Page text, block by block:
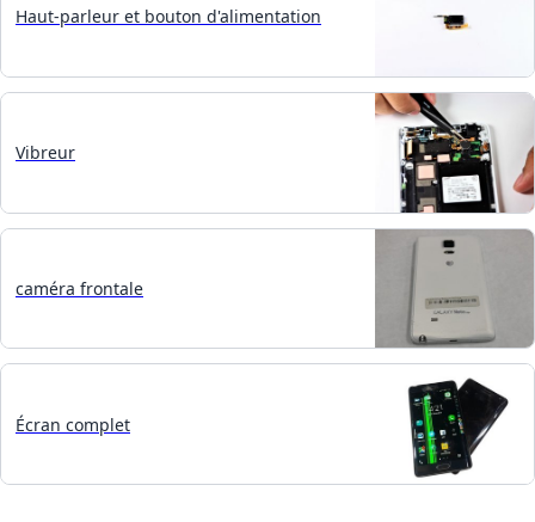
Haut-parleur et bouton d'alimentation
Vibreur
caméra frontale
Écran complet